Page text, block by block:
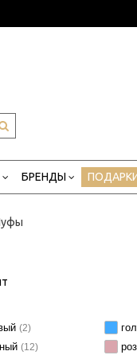
БРЕНДЫ
(2)
(12)